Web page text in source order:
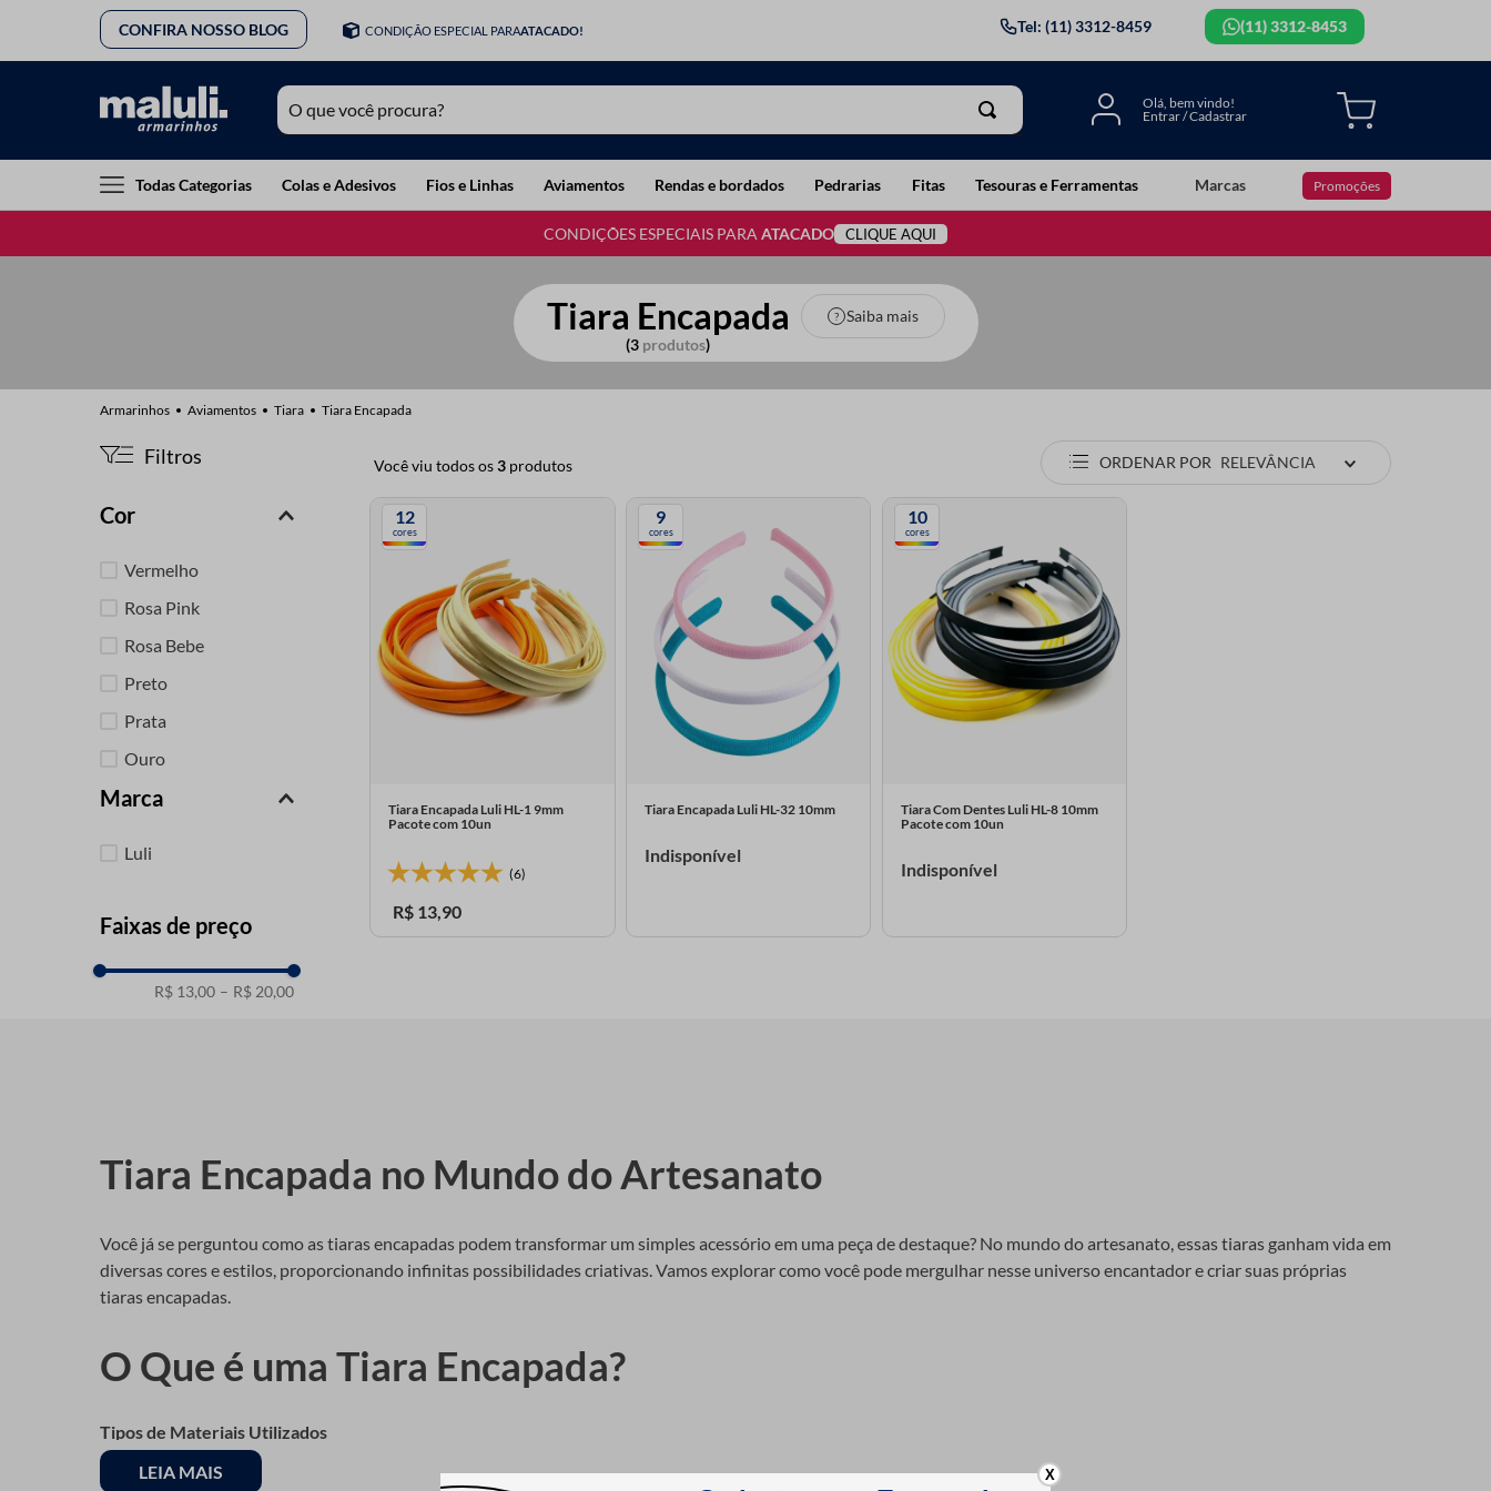
CONFIRA NOSSO BLOG CONDIÇÃO ESPECIAL PARAATACADO! Tel: (11) 3312-8459 (11) 3312-8453
O que você procura?
Todas Categorias Colas e Adesivos Fios e Linhas Aviamentos Rendas e bordados Pedrarias Fitas Tesouras e Ferramentas Marcas Promoções
CONDIÇÕES ESPECIAIS PARA ATACADO CLIQUE AQUI
Tiara Encapada
3 produtos
Saiba mais
Aviamentos Tiara Tiara Encapada
Filtros
Cor
Vermelho
Rosa Pink
Rosa Bebe
Preto
Prata
Ouro
Laranja
Marca
Luli
Faixas de preço
R$ 13,00 – R$ 20,00
Você viu todos os3produtos ORDENAR POR RELEVÂNCIA
12
cores
Tiara Encapada Luli HL-1 9mm
Pacote com 10un
(6)
R$ 13 90
9
cores
Tiara Encapada Luli HL-32 10mm
Indisponível
10
cores
Tiara Com Dentes Luli HL-8 10mm
Pacote com 10un
Indisponível
Tiara Encapada no Mundo do Artesanato
Você já se perguntou como as tiaras encapadas podem transformar um simples acessório em uma peça de destaque? No mundo do artesanato, essas tiaras ganham vida em
diversas cores e estilos, proporcionando infinitas possibilidades criativas. Vamos explorar como você pode mergulhar nesse universo encantador e criar suas próprias
tiaras encapadas.
O Que é uma Tiara Encapada?
Tipos de Materiais Utilizados
As tiaras encapadas são acessórios para cabelo cobertos com tecidos, fitas, ou outros materiais, oferecendo um acabamento elegante e personalizado. Entre os materiais
LEIA MAIS X
TERMOS MAIS BUSCADOS
1º
lã
ziper
passamanaria